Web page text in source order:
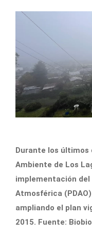
Durante los últimos
Ambiente de Los
implementación del
Atmosférica
ampliando el plan
2015. Fuente: